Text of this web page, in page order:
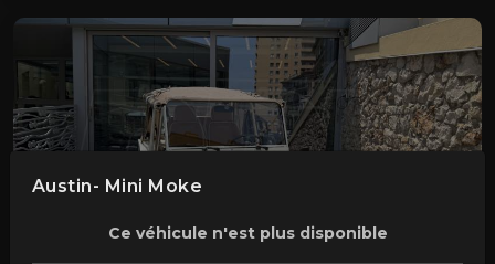
Austin- Mini Moke
Ce véhicule n'est plus disponible